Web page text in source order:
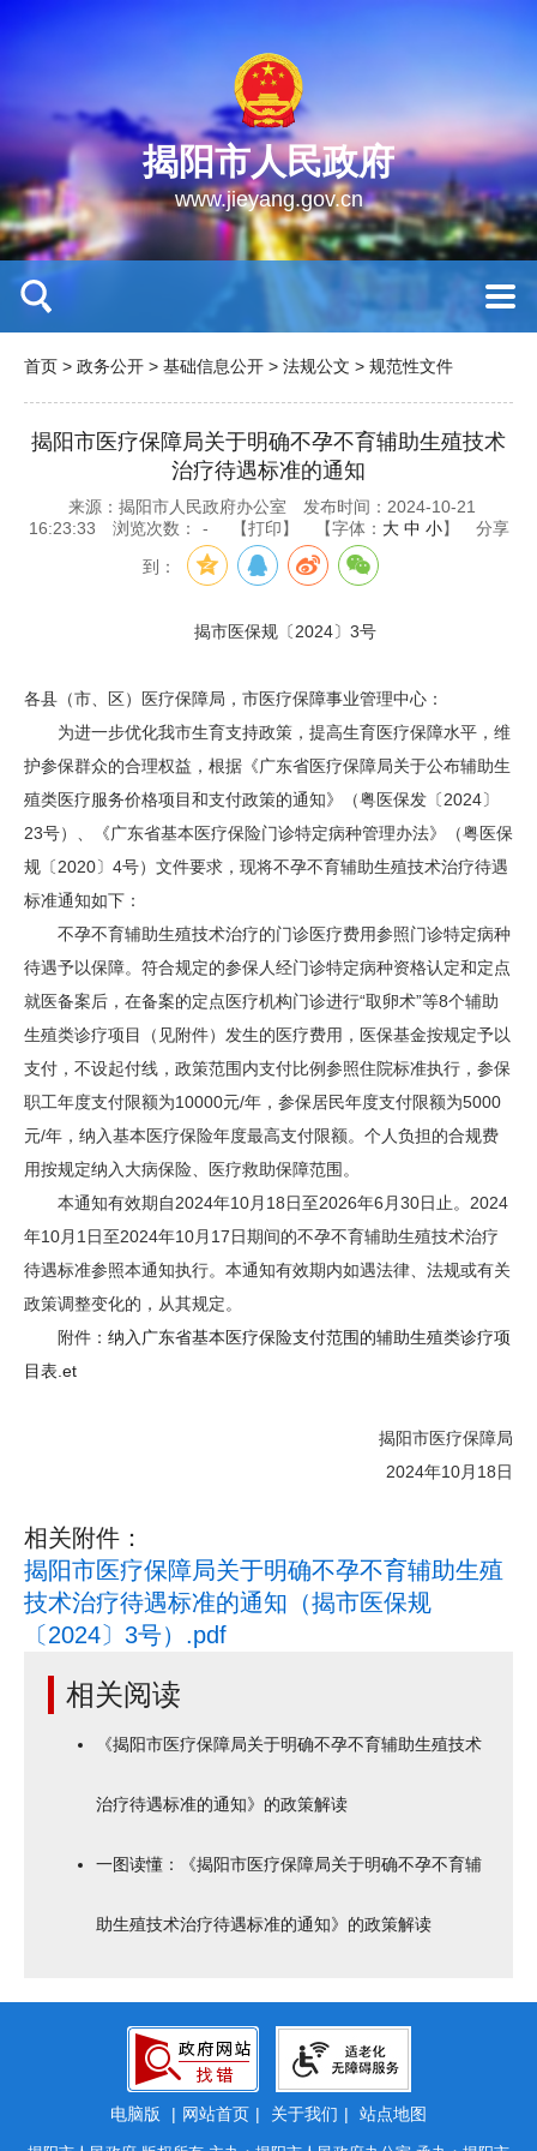
揭阳市人民政府
www.jieyang.gov.cn
首页 > 政务公开 > 基础信息公开 > 法规公文 > 规范性文件
揭阳市医疗保障局关于明确不孕不育辅助生殖技术
治疗待遇标准的通知
来源：揭阳市人民政府办公室
发布时间：2024-10-21
16:23:33
浏览次数： - 【打印】 【字体： 大 中 小】 分享
到：
揭市医保规〔2024〕3号
各县（市、区）医疗保障局，市医疗保障事业管理中心：
为进一步优化我市生育支持政策，提高生育医疗保障水平，维
护参保群众的合理权益，根据《广东省医疗保障局关于公布辅助生
殖类医疗服务价格项目和支付政策的通知》（粤医保发〔2024〕
23号）、《广东省基本医疗保险门诊特定病种管理办法》（粤医保
规〔2020〕4号）文件要求，现将不孕不育辅助生殖技术治疗待遇
标准通知如下：
不孕不育辅助生殖技术治疗的门诊医疗费用参照门诊特定病种
待遇予以保障。符合规定的参保人经门诊特定病种资格认定和定点
就医备案后，在备案的定点医疗机构门诊进行“取卵术”等8个辅助
生殖类诊疗项目（见附件）发生的医疗费用，医保基金按规定予以
支付，不设起付线，政策范围内支付比例参照住院标准执行，参保
职工年度支付限额为10000元/年，参保居民年度支付限额为5000
元/年，纳入基本医疗保险年度最高支付限额。个人负担的合规费
用按规定纳入大病保险、医疗救助保障范围。
本通知有效期自2024年10月18日至2026年6月30日止。2024
年10月1日至2024年10月17日期间的不孕不育辅助生殖技术治疗
待遇标准参照本通知执行。本通知有效期内如遇法律、法规或有关
政策调整变化的，从其规定。
附件： 纳入广东省基本医疗保险支付范围的辅助生殖类诊疗项
目表.et
揭阳市医疗保障局
2024年10月18日
相关附件：
揭阳市医疗保障局关于明确不孕不育辅助生殖
技术治疗待遇标准的通知（揭市医保规
〔2024〕3号）.pdf
相关阅读
《揭阳市医疗保障局关于明确不孕不育辅助生殖技术
治疗待遇标准的通知》的政策解读
一图读懂：《揭阳市医疗保障局关于明确不孕不育辅
助生殖技术治疗待遇标准的通知》的政策解读
电脑版 | 网站首页 | 关于我们 | 站点地图